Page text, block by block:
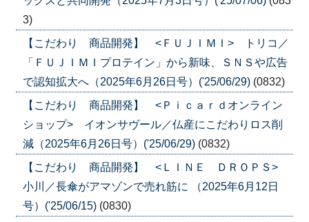
3)
【こだわり 商品開発】 <ＦＵＪＩＭＩ> トリコ／
「ＦＵＪＩＭＩプロテイン」から新味、ＳＮＳや広告
で認知拡大へ（2025年6月26日号）('25/06/29) (0832)
【こだわり 商品開発】 <Ｐｉｃａｒｄオンライン
ショップ> イオンサヴール／仏産にこだわりロス削
減（2025年6月26日号）('25/06/29) (0832)
【こだわり 商品開発】 <ＬＩＮＥ ＤＲＯＰＳ>
小川／長傘がアマゾンで売れ筋に （2025年6月12日
号）('25/06/15) (0830)